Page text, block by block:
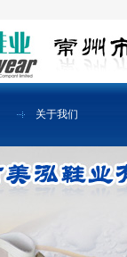
关于我们